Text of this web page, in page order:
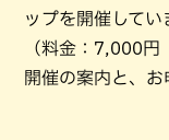
ップを開催してい
（料金：7,000円
開催の案内と、